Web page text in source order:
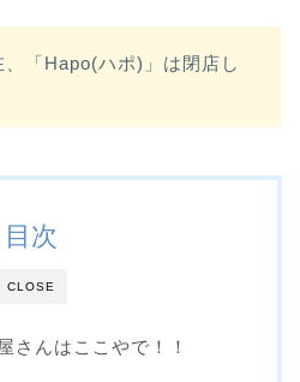
「Hapo(ハポ)」は閉店し
CLOSE
目次
さんはここやで！！